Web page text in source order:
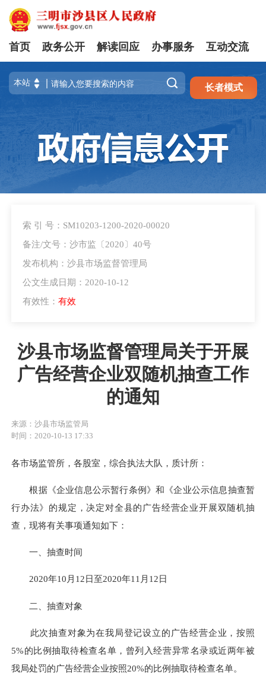
注册 登录
首页 政务公开 解读回应 办事服务 互动交流
 长者模式
索 引 号：SM10203-1200-2020-00020
备注/文号：沙市监〔2020〕40号
发布机构：沙县市场监督管理局
公文生成日期：2020-10-12
有效性： 有效
沙县市场监督管理局关于开展
广告经营企业双随机抽查工作
的通知
来源：沙县市场监管局
时间：2020-10-13 17:33
各市场监管所，各股室，综合执法大队，质计所：
根据《企业信息公示暂行条例》和《企业公示信息抽查暂
行办法》的规定，决定对全县的广告经营企业开展双随机抽
查，现将有关事项通知如下：
一、抽查时间
2020年10月12日至2020年11月12日
二、抽查对象
此次抽查对象为在我局登记设立的广告经营企业，按照
5%的比例抽取待检查名单，曾列入经营异常名录或近两年被
我局处罚的广告经营企业按照20%的比例抽取待检查名单。